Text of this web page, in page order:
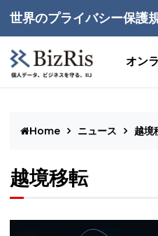
世界のプライバシー保護
オン
Home ニュース 越境
越境移転